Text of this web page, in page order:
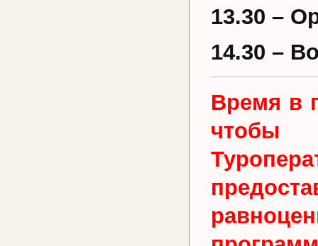
13.30 –
14.30 –
Время в
чтобы